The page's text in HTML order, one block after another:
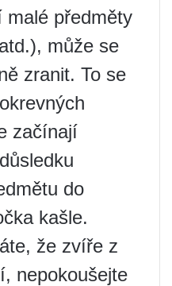
malé předměty
může se
zranit. To se
začínají
do
kašle.
že zvíře z
nepokoušejte